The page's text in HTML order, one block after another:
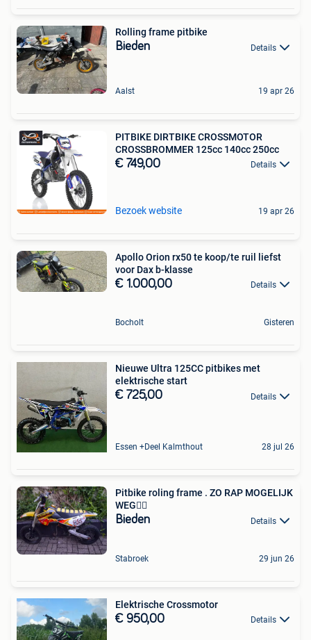
Rolling frame pitbike
Bieden Details
Aalst 19 apr 26
PITBIKE DIRTBIKE CROSSMOTOR
CROSSBROMMER 125cc 140cc 250cc
€ 749,00 Details
Bezoek website 19 apr 26
Apollo Orion rx50 te koop/te ruil liefst
voor Dax b-klasse
€ 1.000,00 Details
Bocholt Gisteren
Nieuwe Ultra 125CC pitbikes met
elektrische start
€ 725,00 Details
Essen +Deel Kalmthout 28 jul 26
Pitbike roling frame . ZO RAP MOGELIJK
WEG👍🏻
Bieden Details
Stabroek 29 jun 26
Elektrische Crossmotor
€ 950,00 Details